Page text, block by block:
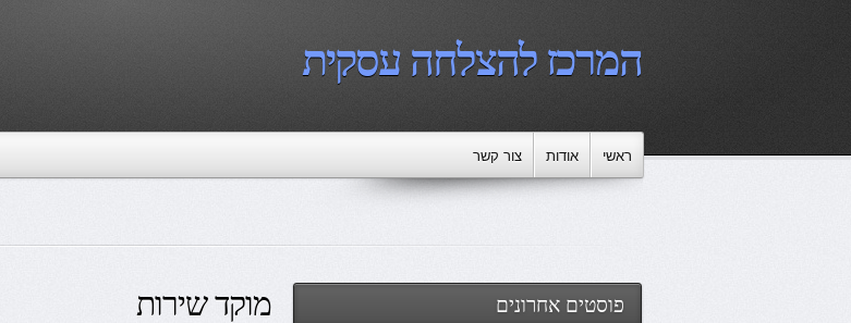
המרכז להצלחה עסקית
ראשי אודות צור קשר
מוקד שירות פוסטים אחרונים